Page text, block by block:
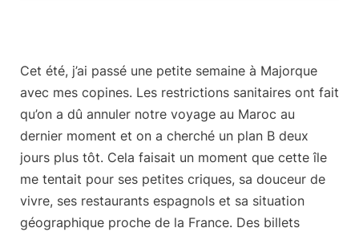
Cet été, j’ai passé une petite semaine à Majorque
avec mes copines. Les restrictions sanitaires ont fait
qu’on a dû annuler notre voyage au Maroc au
dernier moment et on a cherché un plan B deux
jours plus tôt. Cela faisait un moment que cette île
me tentait pour ses petites criques, sa douceur de
vivre, ses restaurants espagnols et sa situation
géographique proche de la France. Des billets